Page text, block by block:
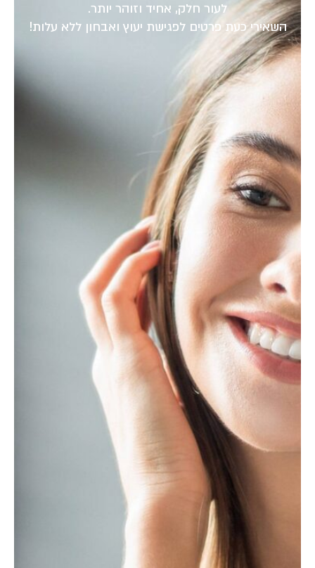
לעור חלק, אחיד וזוהר יותר.
השאירי כעת פרטים לפגישת יעוץ ואבחון ללא עלות!